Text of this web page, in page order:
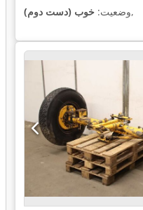
وضعیت: خوب (دست دوم) ,